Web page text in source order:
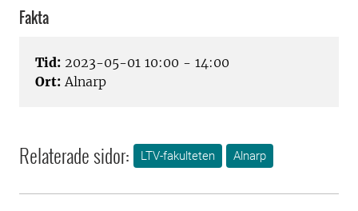
Fakta
Tid: 2023-05-01 10:00 - 14:00
Ort: Alnarp
Relaterade sidor: LTV-fakulteten Alnarp